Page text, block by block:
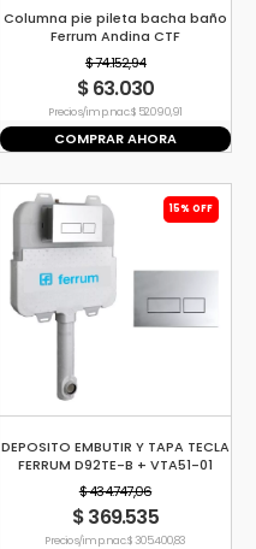
Columna pie pileta bacha baño
Ferrum Andina CTF
$ 74.152,94
$ 63.030
Precio s/imp. nac. $ 52.090,91
COMPRAR AHORA
15% OFF
DEPOSITO EMBUTIR Y TAPA TECLA
FERRUM D92TE-B + VTA51-01
$ 434.747,06
$ 369.535
Precio s/imp. nac. $ 305.400,83